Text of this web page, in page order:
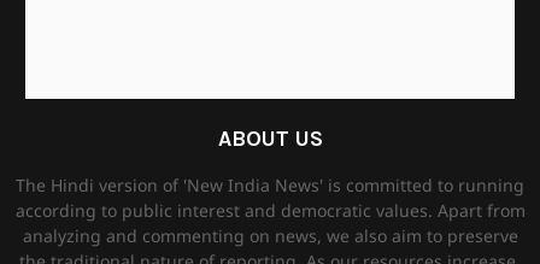
ABOUT US
The Hindi version of 'New India News' is committed to running
according to public interest and democratic values. Apart from
analyzing and commenting on news, we also aim to preserve